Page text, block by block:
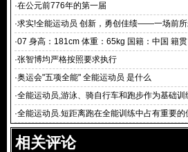
挺胸素
·在公元前776年的第一届
·求实!全能运动员 创新，勇创佳绩——一场前
会
·07 身高：181cm 体重：65kg 国籍：中国 籍
·张智博均严格按照要求执行
·奥运会"五项全能" 全能运动员 是什么
·全能运动员,游泳、骑自行车和跑步作为基础训
他运动的
·全能运动员.短距离跑在全能训练中占有重要的
相关评论